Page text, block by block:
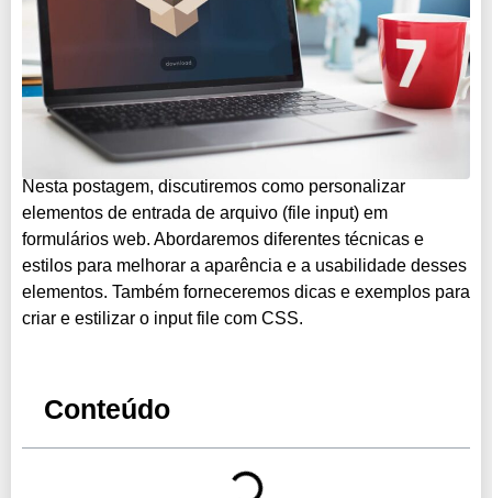
Nesta postagem, discutiremos como personalizar
elementos de entrada de arquivo (file input) em
formulários web. Abordaremos diferentes técnicas e
estilos para melhorar a aparência e a usabilidade desses
elementos. Também forneceremos dicas e exemplos para
criar e estilizar o input file com CSS.
Conteúdo